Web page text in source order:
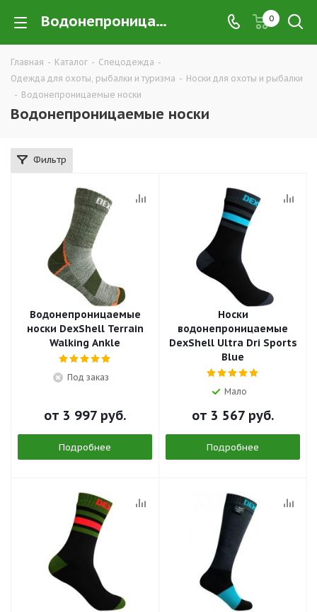
Водонепроницаемые носки в Екатеринбурге купить недорого оптом и в розницу — интернет-магазин хорошей экипировки и одежды для охоты, рыбалки и туризма от производителя, компания ТД УРАЛСИЗ 0
Главная - Каталог - Спецодежда -
Одежда для охоты, рыбалки и туризма - Носки для охоты и рыбалки
- Водонепроницаемые носки
Водонепроницаемые носки
Фильтр
Водонепроницаемые
носки DexShell Terrain
Walking Ankle
Под заказ
от 3 997 руб.
Подробнее
Носки
водонепроницаемые
DexShell Ultra Dri Sports
Blue
Мало
от 3 567 руб.
Подробнее